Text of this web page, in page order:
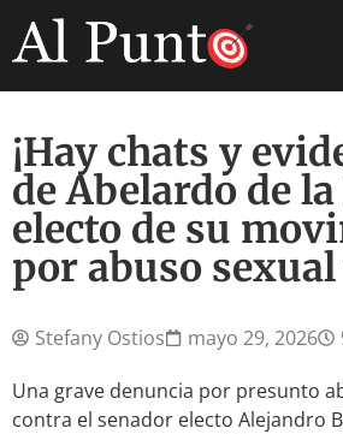
¡Hay chats y
de Abelardo de
electo de su
por abuso
Stefany Ostios mayo 29, 2026
Una grave denuncia por presunto
contra el senador electo Alejandro